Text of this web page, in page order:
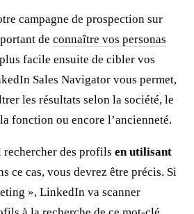
campagne de prospection sur
de connaître vos personas
facile ensuite de cibler vos
Sales Navigator vous permet,
les résultats selon la société, le
fonction ou encore l’ancienneté.
rechercher des profils en utilisant
ce cas, vous devrez être précis. Si
», LinkedIn va scanner